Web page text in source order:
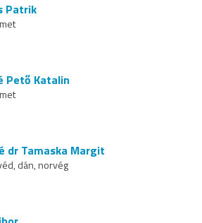
Patrik
Pető Katalin
dr Tamaska Margit
dán, norvég